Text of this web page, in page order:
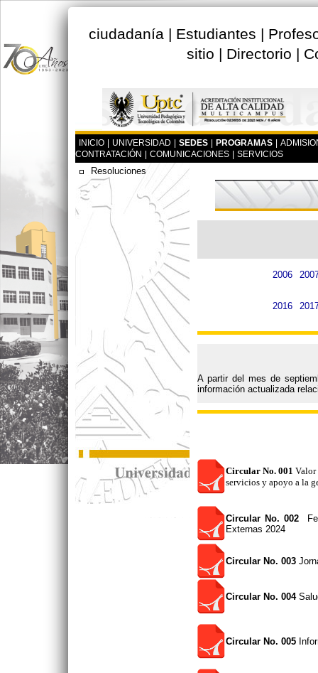
ciudadanía | Estudiantes |
sitio | Directorio |
INICIO UNIVERSIDAD SEDES PROGRAMAS
CONTRATACIÓN
COMUNICACIONES SERVICIOS
Resoluciones
2006
2016
A partir del mes de
información actualizada
Circular No. 001 Valor
servicios y apoyo a la
Circular No. 002
Externas 2024
Circular No. 003
Circular No. 004
Circular No. 005